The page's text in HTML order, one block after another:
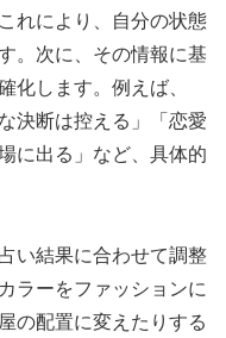
れにより、自分の状態
。次に、その情報に基
化します。例えば、
決断は控える」「恋愛
に出る」など、具体的
い結果に合わせて調整
ラーをファッションに
の配置に変えたりする